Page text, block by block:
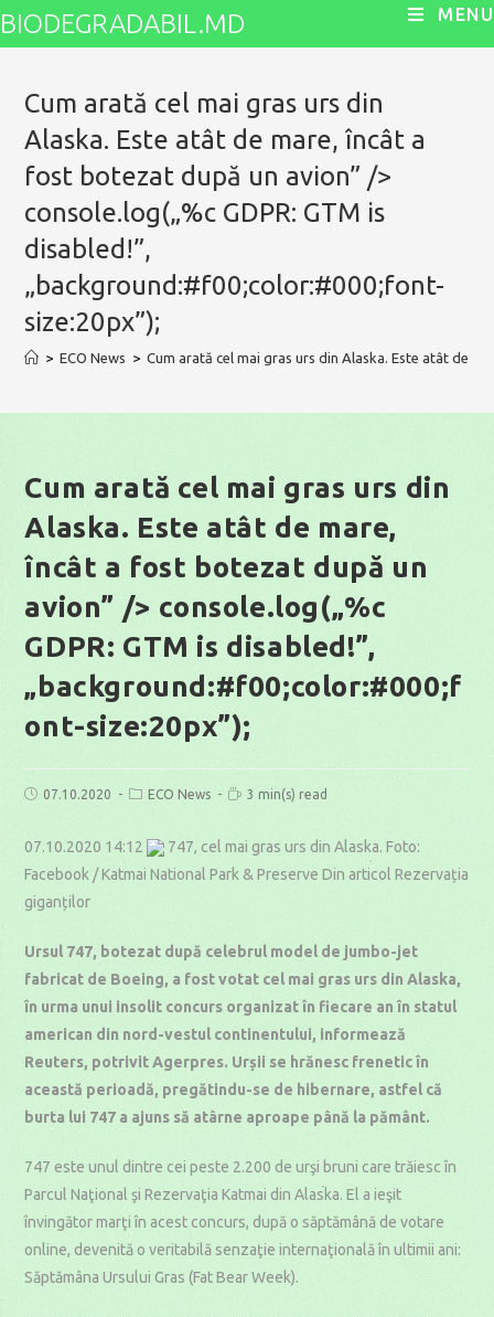
Skip
BIODEGRADABIL.MD MENU
Cum arată cel mai gras urs din
Alaska. Este atât de mare, încât a
fost botezat după un avion” />
console.log(„%c GDPR: GTM is
disabled!”,
„background:#f00;color:#000;font-
size:20px”);
> ECO News > Cum arată cel mai gras urs din Alaska. Este atât de
Cum arată cel mai gras urs din
Alaska. Este atât de mare,
încât a fost botezat după un
avion” /> console.log(„%c
GDPR: GTM is disabled!”,
„background:#f00;color:#000;f
ont-size:20px”);
Post07.10.2020
PostECO News
Reading
3 min(s) read
07.10.2020 14:12
747, cel mai gras urs din Alaska. Foto:
Facebook / Katmai National Park & Preserve Din articol Rezervația
giganților
Ursul 747, botezat după celebrul model de jumbo-jet
fabricat de Boeing, a fost votat cel mai gras urs din Alaska,
în urma unui insolit concurs organizat în fiecare an în statul
american din nord-vestul continentului, informează
Reuters, potrivit Agerpres. Urșii se hrănesc frenetic în
această perioadă, pregătindu-se de hibernare, astfel că
burta lui 747 a ajuns să atârne aproape până la pământ.
747 este unul dintre cei peste 2.200 de urşi bruni care trăiesc în
Parcul Naţional şi Rezervaţia Katmai din Alaska. El a ieşit
învingător marţi în acest concurs, după o săptămână de votare
online, devenită o veritabilă senzaţie internaţională în ultimii ani:
Săptămâna Ursului Gras (Fat Bear Week).